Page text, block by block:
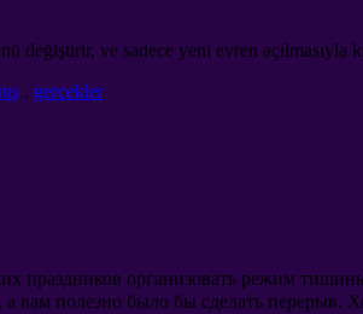
değiştirir, ve sadece yeni evren açılmasıyla
. gerçekler
праздников организовать режим
, а вам полезно было бы сделать перерыв.